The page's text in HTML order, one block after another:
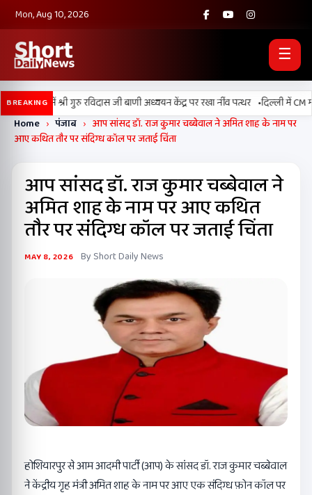
Mon, Aug 10, 2026
☰
BREAKING
बल्लां में श्री गुरु रविदास जी बाणी अध्ययन केंद्र पर रखा नींव पत्थर •दिल्ली में CM
Home › पंजाब › आप सांसद डॉ. राज कुमार चब्बेवाल ने अमित शाह के नाम पर
आए कथित तौर पर संदिग्ध कॉल पर जताई चिंता
आप सांसद डॉ. राज कुमार चब्बेवाल ने
अमित शाह के नाम पर आए कथित
तौर पर संदिग्ध कॉल पर जताई चिंता
MAY 8, 2026 By Short Daily News
होशियारपुर से आम आदमी पार्टी (आप) के सांसद डॉ. राज कुमार चब्बेवाल
ने केंद्रीय गृह मंत्री अमित शाह के नाम पर आए एक संदिग्ध फ़ोन कॉल पर